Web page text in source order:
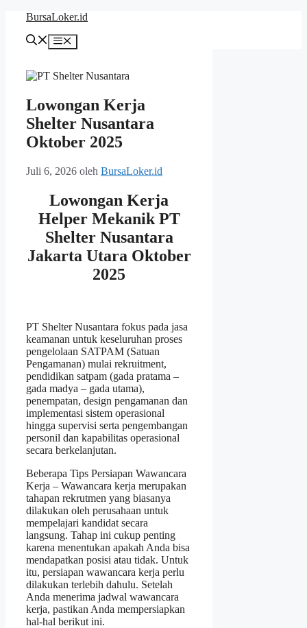
Langsung
BursaLoker.id
Menu
Lowongan Kerja
Shelter Nusantara
Oktober 2025
Juli 6, 2026 oleh BursaLoker.id
Lowongan Kerja
Helper Mekanik PT
Shelter Nusantara
Jakarta Utara Oktober
2025
PT Shelter Nusantara fokus pada jasa
keamanan untuk keseluruhan proses
pengelolaan SATPAM (Satuan
Pengamanan) mulai rekruitment,
pendidikan satpam (gada pratama –
gada madya – gada utama),
penempatan, design pengamanan dan
implementasi sistem operasional
hingga supervisi serta pengembangan
personil dan kapabilitas operasional
secara berkelanjutan.
Beberapa Tips Persiapan Wawancara
Kerja – Wawancara kerja merupakan
tahapan rekrutmen yang biasanya
dilakukan oleh perusahaan untuk
mempelajari kandidat secara
langsung. Tahap ini cukup penting
karena menentukan apakah Anda bisa
mendapatkan posisi atau tidak. Untuk
itu, persiapan wawancara kerja perlu
dilakukan terlebih dahulu. Setelah
Anda menerima jadwal wawancara
kerja, pastikan Anda mempersiapkan
hal-hal berikut ini.